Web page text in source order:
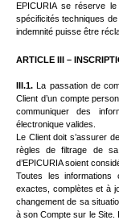
EPICURIA se réserve
spécificités techniques
indemnité puisse être
ARTICLE III –
III.1. La passation de
Client d’un compte
communiquer des
électronique valides.
Le Client doit s’assurer
règles de filtrage de sa
d’EPICURIA soient
Toutes les informations
exactes, complètes et à
changement de sa
à son Compte sur le Site.